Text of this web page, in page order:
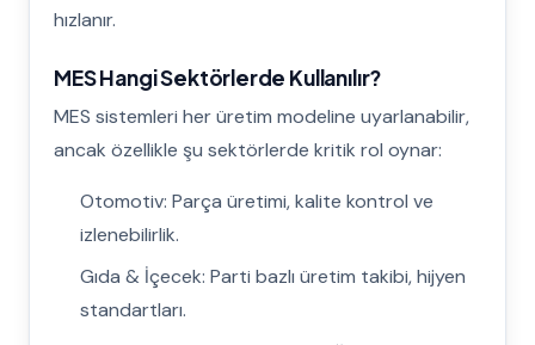
hızlanır.
MES Hangi Sektörlerde Kullanılır?
MES sistemleri her üretim modeline uyarlanabilir,
ancak özellikle şu sektörlerde kritik rol oynar:
Otomotiv: Parça üretimi, kalite kontrol ve
izlenebilirlik.
Gıda & İçecek: Parti bazlı üretim takibi, hijyen
standartları.